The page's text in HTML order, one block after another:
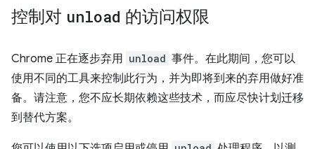
控制对 unload 的访问权限
Chrome 正在逐步弃用 unload 事件。在此期间，您可以
使用不同的工具来控制此行为，并为即将到来的弃用做好准
备。请注意，您不应长期依赖这些技术，而应尽快计划迁移
到替代方案。